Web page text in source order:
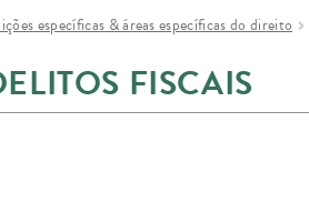
específicas & áreas específicas do direito
FISCAIS